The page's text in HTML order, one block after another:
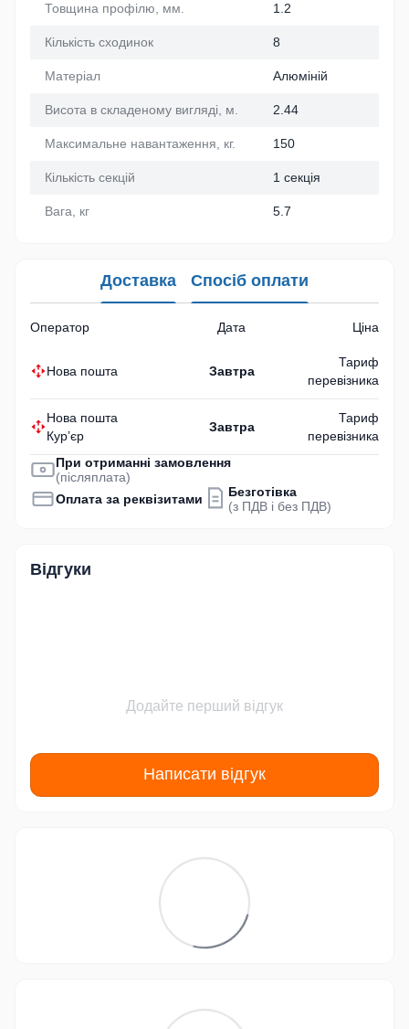
Товщина профілю, мм. 1.2
Кількість сходинок 8
Матеріал Алюміній
Висота в складеному вигляді, м. 2.44
Максимальне навантаження, кг. 150
Кількість секцій 1 секція
Вага, кг 5.7
Доставка Спосіб оплати
Оператор Дата Ціна
Нова пошта Завтра
Тариф
перевізника
Нова пошта
Кур’єр
Завтра
Тариф
перевізника
При отриманні замовлення
(післяплата)
Оплата за реквізитами
Безготівка
(з ПДВ і без ПДВ)
Відгуки
Додайте перший відгук
Написати відгук